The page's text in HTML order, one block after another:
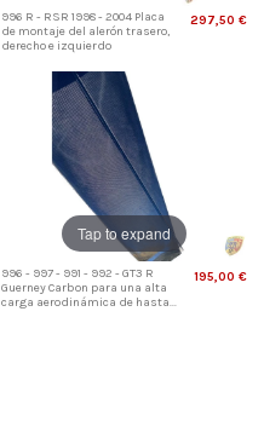
996 R - RSR 1998 - 2004 Placa
de montaje del alerón trasero,
derecho e izquierdo
297,50 €
Tap to expand
996 - 997 - 991 - 992 - GT3 R
Guerney Carbon para una alta
carga aerodinámica de hasta...
195,00 €